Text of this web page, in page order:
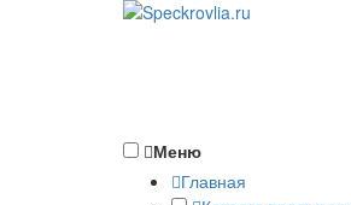
Меню
Главная